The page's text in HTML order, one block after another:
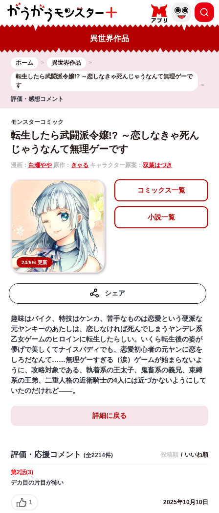
異世界作品
ホーム
異世界作品
転生したら武闘派令嬢!? ～恋しなきゃ死んじゃうなんて無理ゲーで
す
評価・感想コメント
モンスターコミック
転生したら武闘派令嬢!? ～恋しなきゃ死ん
じゃうなんて無理ゲーです
漫画：白瀬やや 原作： きゃる キャラクター原案：双葉はづき
24/6/6 更新
コミックス一覧
小説一覧
シェア
趣味はバイク、特技はケンカ、苦手なものは恋愛という硬派な
元ヤンキーのあたしは、恋しなければ死んでしまうヤンデレ系
乙女ゲームのヒロインに転生したらしい。いくら転生後の姿が
儚げで美しくてナイスバディでも、恋愛初心者の元ヤンに恋を
しろだなんて……無理ゲーすぎる（涙）ゲームが始まらないよ
うに、攻略対象である、執着系の王太子、鬼畜系の義兄、束縛
系の王弟、二重人格の近衛騎士の4人には近づかないようにして
いたのだけれど――。
詳細に戻る
評価・応援コメント (全2214件) 投稿順 / いいね順
第2話(3)
デカ目の片目が怖い
1 2025年10月10日